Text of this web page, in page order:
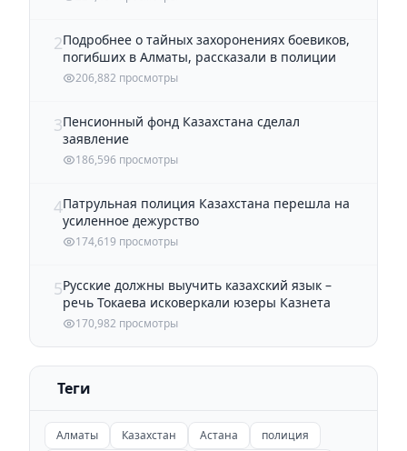
2Подробнее о тайных захоронениях боевиков,
погибших в Алматы, рассказали в полиции
206,882 просмотры
3Пенсионный фонд Казахстана сделал
заявление
186,596 просмотры
4Патрульная полиция Казахстана перешла на
усиленное дежурство
174,619 просмотры
5Русские должны выучить казахский язык –
речь Токаева исковеркали юзеры Казнета
170,982 просмотры
Теги
Алматы Казахстан Астана
полиция